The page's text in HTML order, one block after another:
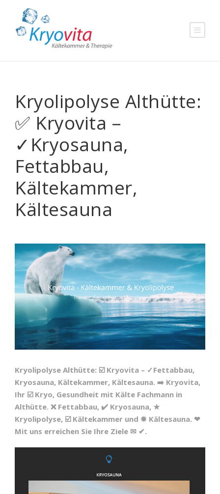
Kryolipolyse Althütte:
✅ Kryovita –
✓Kryosauna,
Fettabbau,
Kältekammer,
Kältesauna
Kryolipolyse Althütte: ☑️ Kryovita – ✓Fettabbau,
Kryosauna, Kältekammer, Kältesauna. ➡️ Kryovita,
Ihr ☑️ Kryo, Gesundheit mit Kälte Fachmann in
Althütte. ❌ Fettabbau, ✔️ Kryosauna, ★
Kryolipolyse, ☑️ Kältekammer und ✹ Kältesauna. ❤
Mit uns erreichen Sie Ihre Ziele ✉ ✔.